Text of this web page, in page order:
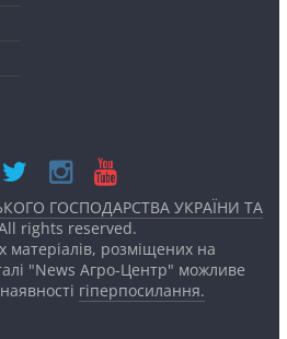
ГОСПОДАРСТВА УКРАЇНИ ТА
rights reserved.
матеріалів, розміщених на
"News Агро-Центр" можливе
гіперпосилання.